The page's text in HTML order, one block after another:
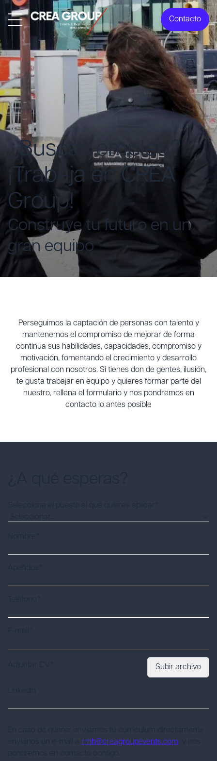
Contacto
¿Buscas empleo?
¡Trabaja en CREA
Group!
Construye tu futuro en un
gran equipo
Perseguimos la captación de personas con talento y
mantenemos el compromiso de mejorar de forma
continua sus habilidades, capacidades, compromiso y
motivación, fomentando el crecimiento y desarrollo
profesional con nosotros. Si tienes don de gentes, ilusión,
te gusta trabajar en equipo y quieres formar parte del
nuestro, rellena el formulario y nos pondremos en
contacto lo antes posible
Subir archivo
rrhh@creagroupevents.com